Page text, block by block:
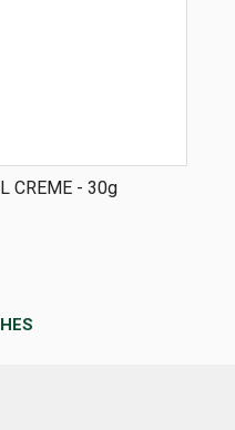
CREME - 30g